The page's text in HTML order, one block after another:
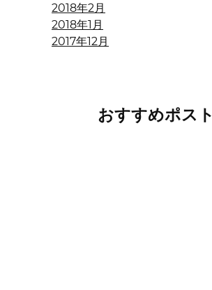
2018年2月
2018年1月
2017年12月
おすすめポスト